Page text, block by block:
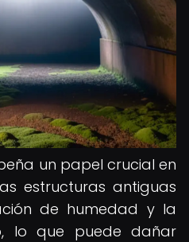
un papel crucial en
estructuras antiguas
de humedad y la
lo que puede dañar